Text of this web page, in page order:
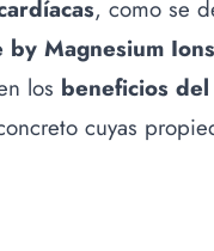
, como se
by Magnesium
los beneficios
cuyas